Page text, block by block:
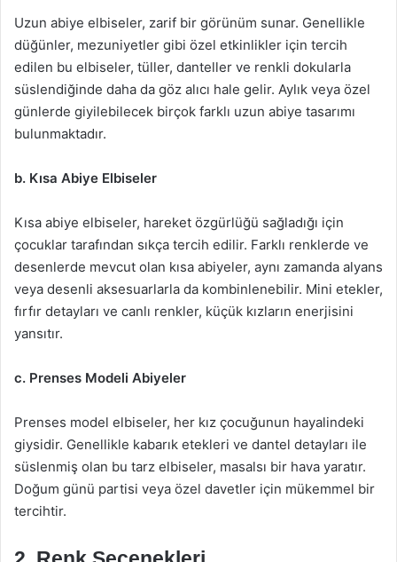
Uzun abiye elbiseler, zarif bir görünüm sunar. Genellikle
düğünler, mezuniyetler gibi özel etkinlikler için tercih
edilen bu elbiseler, tüller, danteller ve renkli dokularla
süslendiğinde daha da göz alıcı hale gelir. Aylık veya özel
günlerde giyilebilecek birçok farklı uzun abiye tasarımı
bulunmaktadır.
b. Kısa Abiye Elbiseler
Kısa abiye elbiseler, hareket özgürlüğü sağladığı için
çocuklar tarafından sıkça tercih edilir. Farklı renklerde ve
desenlerde mevcut olan kısa abiyeler, aynı zamanda alyans
veya desenli aksesuarlarla da kombinlenebilir. Mini etekler,
fırfır detayları ve canlı renkler, küçük kızların enerjisini
yansıtır.
c. Prenses Modeli Abiyeler
Prenses model elbiseler, her kız çocuğunun hayalindeki
giysidir. Genellikle kabarık etekleri ve dantel detayları ile
süslenmiş olan bu tarz elbiseler, masalsı bir hava yaratır.
Doğum günü partisi veya özel davetler için mükemmel bir
tercihtir.